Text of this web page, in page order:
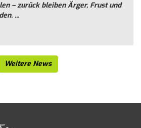
– zurück bleiben Ärger, Frust und
...
Weitere News